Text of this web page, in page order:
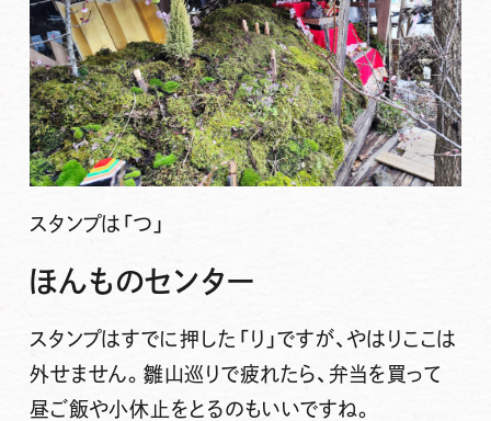
スタンプは 「つ」
ほんものセンター
スタンプはすでに押した「り」ですが、やはりここは
外せません。雛山巡りで疲れたら、弁当を買って
昼ご飯や小休止をとるのもいいですね。